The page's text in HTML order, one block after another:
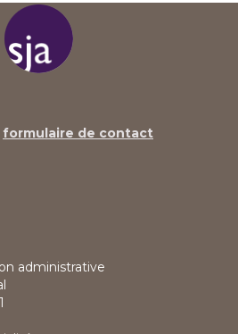
formulaire de contact
administrative